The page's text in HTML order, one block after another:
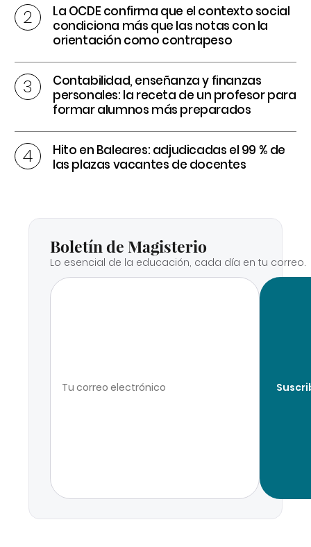
La OCDE confirma que el contexto social
condiciona más que las notas con la
orientación como contrapeso
Contabilidad, enseñanza y finanzas
personales: la receta de un profesor para
formar alumnos más preparados
Hito en Baleares: adjudicadas el 99 % de
las plazas vacantes de docentes
Boletín de Magisterio
Lo esencial de la educación, cada día en tu correo.